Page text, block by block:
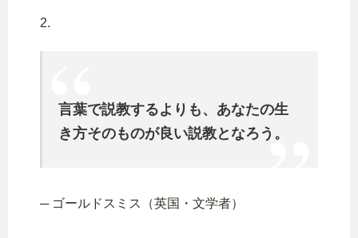
2.
言葉で説教するよりも、あなたの生
き方そのものが良い説教となろう。
─ ゴールドスミス（英国・文学者）